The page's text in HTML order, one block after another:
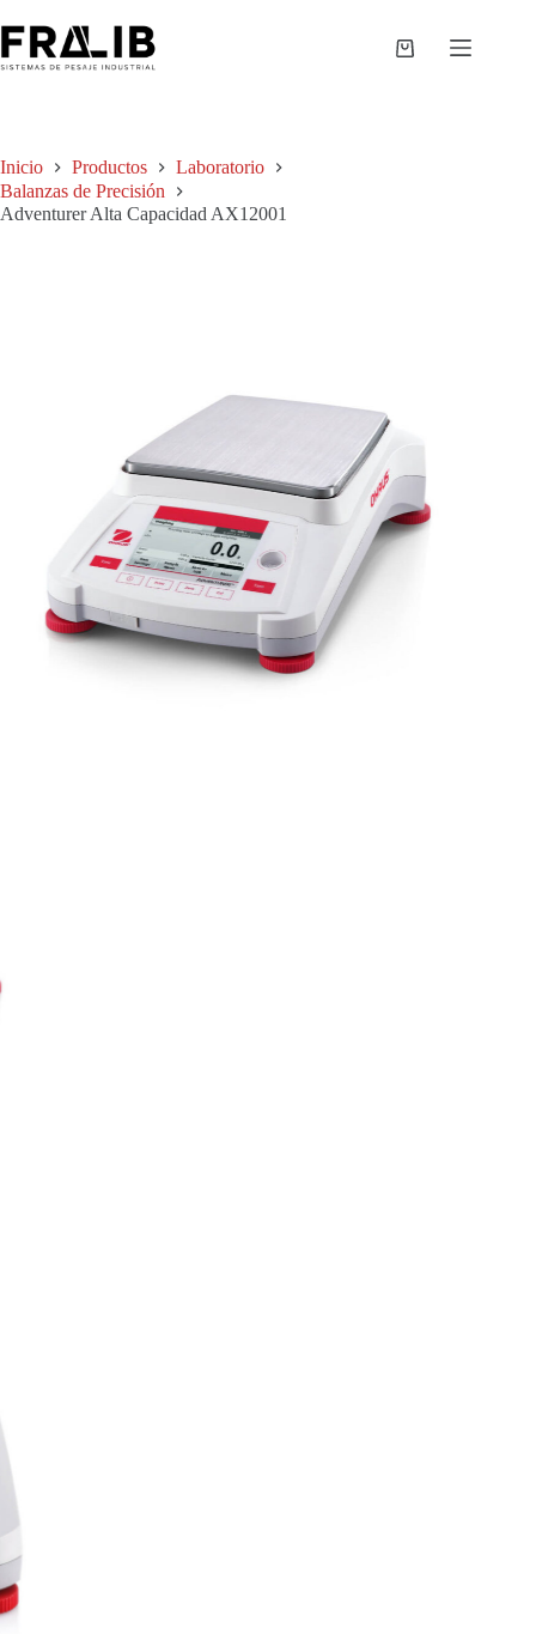
al
contenido
Shopping
Inicio Productos
Laboratorio
Balanzas de Precisión
Adventurer Alta Capacidad AX12001